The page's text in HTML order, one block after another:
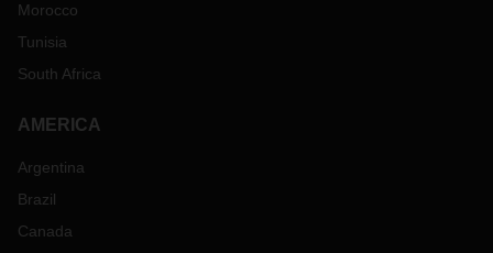
Morocco
Tunisia
South Africa
AMERICA
Argentina
Brazil
Canada